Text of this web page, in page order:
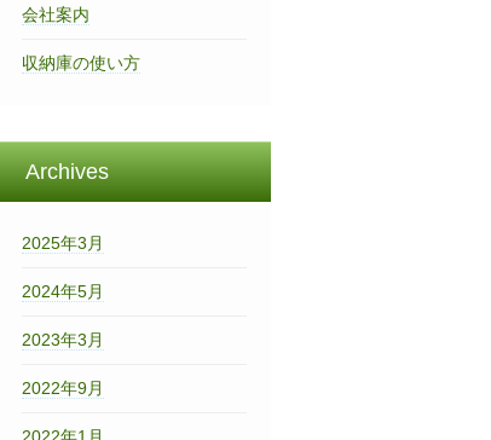
会社案内
収納庫の使い方
Archives
2025年3月
2024年5月
2023年3月
2022年9月